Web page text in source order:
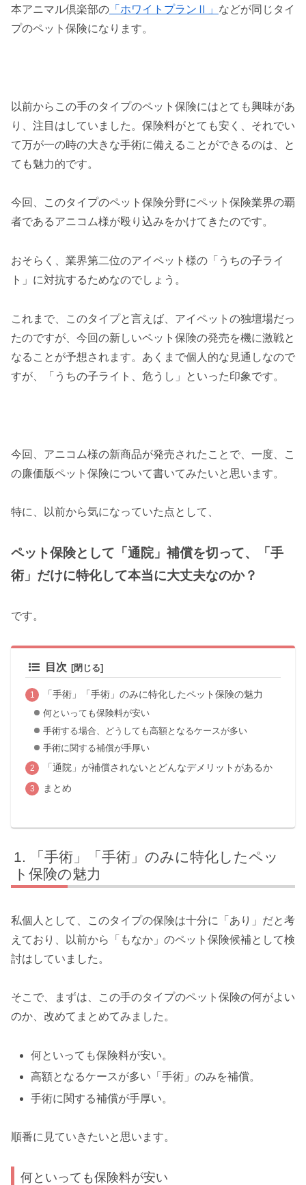
本アニマル倶楽部の 「ホワイトプランⅡ」 などが同じタイ
プのペット保険になります。
以前からこの手のタイプのペット保険にはとても興味があ
り、注目はしていました。保険料がとても安く、それでい
て万が一の時の大きな手術に備えることができるのは、と
ても魅力的です。
今回、このタイプのペット保険分野にペット保険業界の覇
者であるアニコム様が殴り込みをかけてきたのです。
おそらく、業界第二位のアイペット様の「うちの子ライ
ト」に対抗するためなのでしょう。
これまで、このタイプと言えば、アイペットの独壇場だっ
たのですが、今回の新しいペット保険の発売を機に激戦と
なることが予想されます。あくまで個人的な見通しなので
すが、「うちの子ライト、危うし」といった印象です。
今回、アニコム様の新商品が発売されたことで、一度、こ
の廉価版ペット保険について書いてみたいと思います。
特に、以前から気になっていた点として、
ペット保険として「通院」補償を切って、「手
術」だけに特化して本当に大丈夫なのか？
です。
目次
「手術」「手術」のみに特化したペット保険の魅力
何といっても保険料が安い
手術する場合、どうしても高額となるケースが多い
手術に関する補償が手厚い
「通院」が補償されないとどんなデメリットがあるか
まとめ
「手術」「手術」のみに特化したペッ
ト保険の魅力
私個人として、このタイプの保険は十分に「あり」だと考
えており、以前から「もなか」のペット保険候補として検
討はしていました。
そこで、まずは、この手のタイプのペット保険の何がよい
のか、改めてまとめてみました。
何といっても保険料が安い。
高額となるケースが多い「手術」のみを補償。
手術に関する補償が手厚い。
順番に見ていきたいと思います。
何といっても保険料が安い